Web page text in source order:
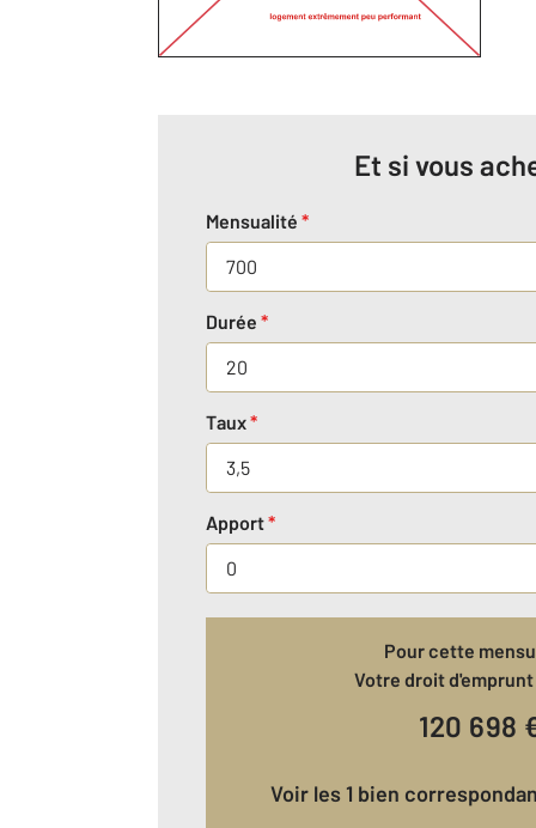
Et si vous
Mensualité *
Durée *
Taux*
Apport*
Pour cette
Votre droit d'emprunt
120 698
Voir les 1 bien